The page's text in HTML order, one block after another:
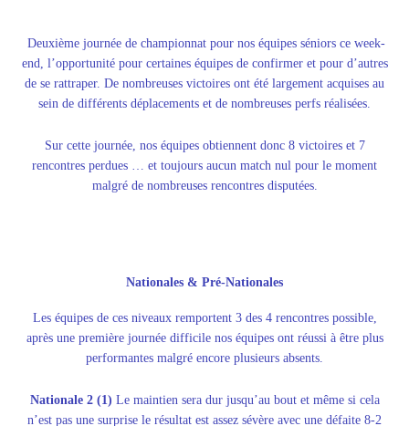
Deuxième journée de championnat pour nos équipes séniors ce week-
end, l’opportunité pour certaines équipes de confirmer et pour d’autres
de se rattraper. De nombreuses victoires ont été largement acquises au
sein de différents déplacements et de nombreuses perfs réalisées.
Sur cette journée, nos équipes obtiennent donc 8 victoires et 7
rencontres perdues … et toujours aucun match nul pour le moment
malgré de nombreuses rencontres disputées.
Nationales & Pré-Nationales
Les équipes de ces niveaux remportent 3 des 4 rencontres possible,
après une première journée difficile nos équipes ont réussi à être plus
performantes malgré encore plusieurs absents.
Nationale 2 (1) Le maintien sera dur jusqu’au bout et même si cela
n’est pas une surprise le résultat est assez sévère avec une défaite 8-2